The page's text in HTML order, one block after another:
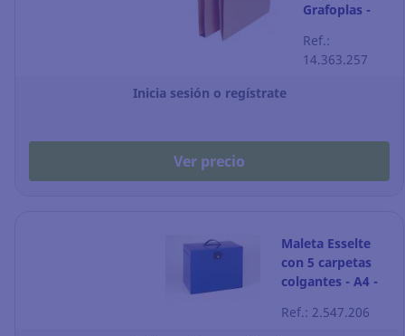
Grafoplas -
- kraft - Pack
de 50
Ref.:
14.363.257
Inicia sesión o regístrate
Ver precio
Maleta Esselte
con 5 carpetas
colgantes - A4 -
azul
Ref.: 2.547.206